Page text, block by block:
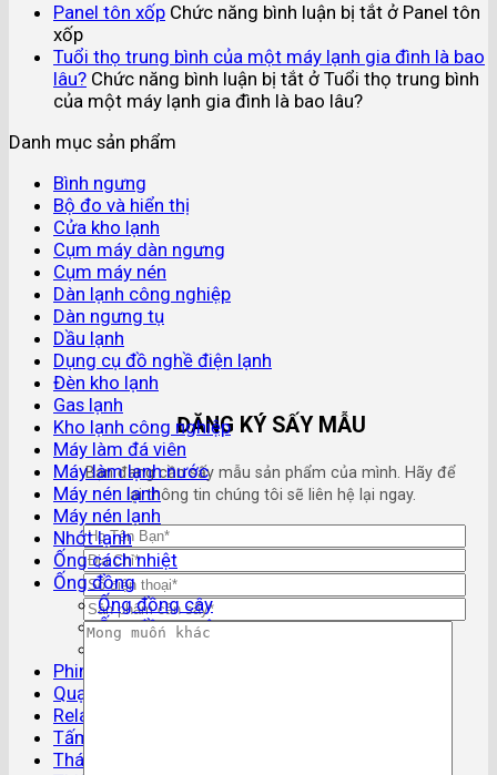
ĐĂNG KÝ SẤY MẪU
Bạn đang cần sấy mẫu sản phẩm của mình. Hãy để
lại thông tin chúng tôi sẽ liên hệ lại ngay.
Panel tôn xốp Chức năng bình luận bị tắt ở Panel tôn
xốp
Tuổi thọ trung bình của một máy lạnh gia đình là bao
lâu? Chức năng bình luận bị tắt ở Tuổi thọ trung bình
của một máy lạnh gia đình là bao lâu?
Danh mục sản phẩm
Bình ngưng
Bộ đo và hiển thị
Cửa kho lạnh
Cụm máy dàn ngưng
Cụm máy nén
Dàn lạnh công nghiệp
Dàn ngưng tụ
Dầu lạnh
Dụng cụ đồ nghề điện lạnh
Đèn kho lạnh
Gas lạnh
Kho lạnh công nghiệp
Máy làm đá viên
Máy làm lạnh nước
Máy nén lạnh
Máy nén lạnh
Nhớt lạnh
Ống cách nhiệt
Ống đồng
Ống đồng cây
Ống đồng cuộn
Phụ kiện ống đồng
Phin lọc gas
Quạt dàn lạnh
Relay áp suất
Tấm cách nhiệt
Tháp giải nhiệt